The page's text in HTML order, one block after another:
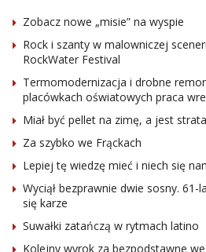
Zobacz nowe „misie” na wyspie
Rock i szanty w malowniczej
RockWater Festival
Termomodernizacja i drobne
placówkach oświatowych praca wre
Miał być pellet na zimę, a jest
Za szybko we Frąckach
Lepiej tę wiedzę mieć i niech się
Wyciął bezprawnie dwie sosny.
się karze
Suwałki zatańczą w rytmach latino
Kolejny wyrok za bezpodstawne